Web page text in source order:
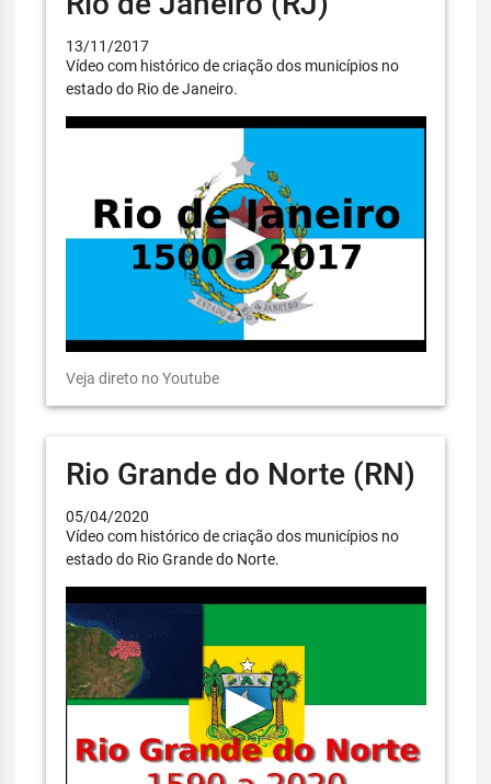
13/11/2017
Vídeo com histórico de criação dos municípios no
estado do Rio de Janeiro.
Veja direto no Youtube
Rio Grande do Norte (RN)
05/04/2020
Vídeo com histórico de criação dos municípios no
estado do Rio Grande do Norte.